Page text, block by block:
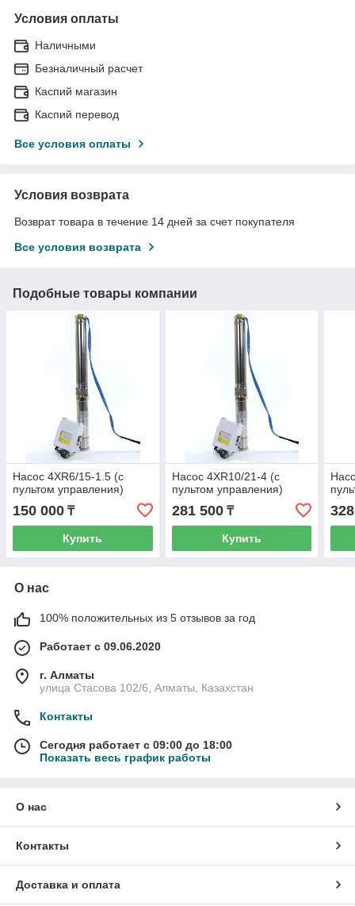
Условия оплаты
Наличными
Безналичный расчет
Каспий магазин
Каспий перевод
Все условия оплаты
Условия возврата
Возврат товара в течение 14 дней за счет покупателя
Все условия возврата
Подобные товары компании
Насос 4XR6/15-1.5 (с
пультом управления)
150 000 ₸
Купить
Насос 4XR10/21-4 (с
пультом управления)
281 500₸
Купить
О нас
100% положительных из 5 отзывов за год
Работает с 09.06.2020
г. Алматы
улица Стасова 102/6, Алматы, Казахстан
Контакты
Сегодня работает с 09:00 до 18:00
Показать весь график работы
О нас
Контакты
Доставка и оплата